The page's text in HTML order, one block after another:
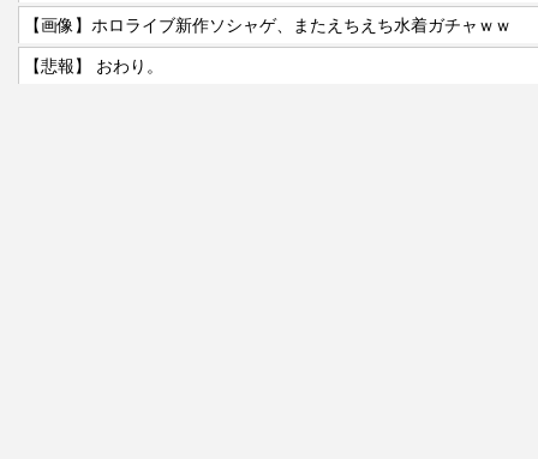
【画像】ホロライブ新作ソシャゲ、またえちえち水着ガチャｗｗ
【悲報】 おわり。